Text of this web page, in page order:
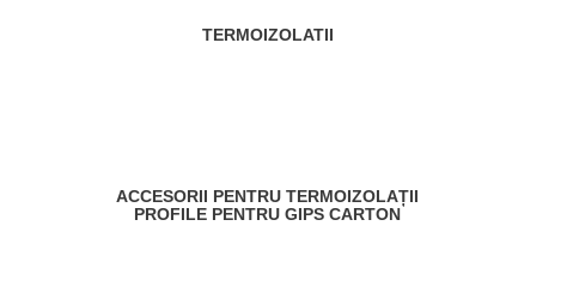
TERMOIZOLATII
ACCESORII PENTRU TERMOIZOLAȚII
PROFILE PENTRU GIPS CARTON